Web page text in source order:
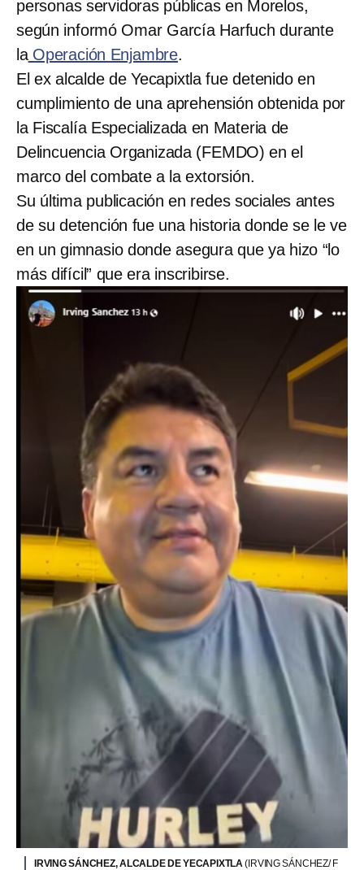
personas servidoras públicas en Morelos,
según informó Omar García Harfuch durante
laOperación Enjambre.
El ex alcalde de Yecapixtla fue detenido en
cumplimiento de una aprehensión obtenida por
la Fiscalía Especializada en Materia de
Delincuencia Organizada (FEMDO) en el
marco del combate a la extorsión.
Su última publicación en redes sociales antes
de su detención fue una historia donde se le ve
en un gimnasio donde asegura que ya hizo “lo
más difícil” que era inscribirse.
IRVING SÁNCHEZ, ALCALDE DE YECAPIXTLA(IRVING SÁNCHEZ/ F